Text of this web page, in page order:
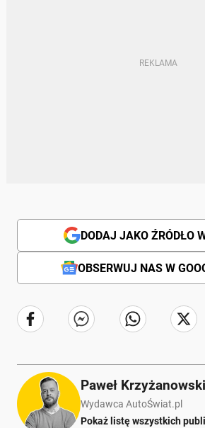
DODAJ JAKO ŹRÓDŁO
OBSERWUJ NAS W
Paweł Krzyżanowski
Wydawca AutoŚwiat.pl
Pokaż listę wszystkich